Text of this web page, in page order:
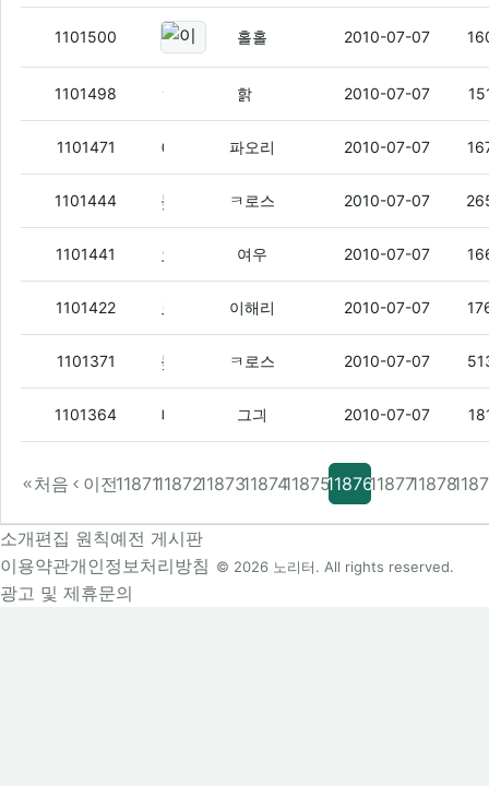
1101500 이거 이쁘지 않냐?(7)
홀홀 2010-07-07
1101498 (5)
핡 2010-07-07
1101471 파오리 2010-07-07
1101444 (5)
ㅋ로스 2010-07-07
1101441 (4)
여우 2010-07-07
1101422 (3)
이해리 2010-07-07
1101371 ㅋ로스 2010-07-07
1101364 (2)
그긔 2010-07-07
처음 이전1187111872118731187411875118761187711878
소개편집 원칙예전 게시판
이용약관개인정보처리방침
광고 및 제휴문의
© 2026 노리터. All rights reserved.